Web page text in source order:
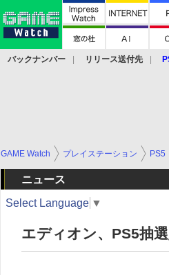
バックナンバー リリース送付先
GAME Watch プレイステーション PS5
ニュース
Select Language ▼
エディオン、PS5抽